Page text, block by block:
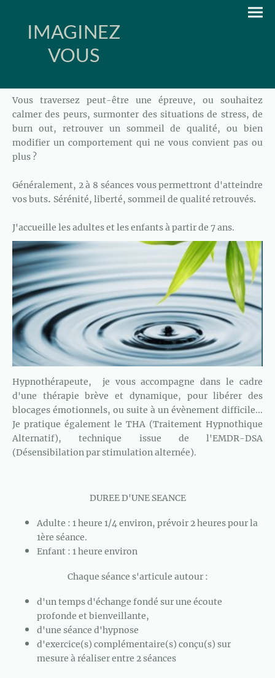
IMAGINEZ
VOUS
Vous traversez peut-être une épreuve, ou souhaitez
calmer des peurs, surmonter des situations de stress, de
burn out, retrouver un sommeil de qualité, ou bien
modifier un comportement qui ne vous convient pas ou
plus ?
Généralement, 2 à 8 séances vous permettront d'atteindre
vos buts. Sérénité, liberté, sommeil de qualité retrouvés.
J'accueille les adultes et les enfants à partir de 7 ans.
Hypnothérapeute, je vous accompagne dans le cadre
d'une thérapie brève et dynamique, pour libérer des
blocages émotionnels, ou suite à un évènement difficile...
Je pratique également le THA (Traitement Hypnothique
Alternatif), technique issue de l'EMDR-DSA
(Désensibilation par stimulation alternée).
DUREE D'UNE SEANCE
Adulte : 1 heure 1/4 environ, prévoir 2 heures pour la
1ère séance.
Enfant : 1 heure environ
Chaque séance s'articule autour :
d'un temps d'échange fondé sur une écoute
profonde et bienveillante,
d'une séance d'hypnose
d'exercice(s) complémentaire(s) conçu(s) sur
mesure à réaliser entre 2 séances